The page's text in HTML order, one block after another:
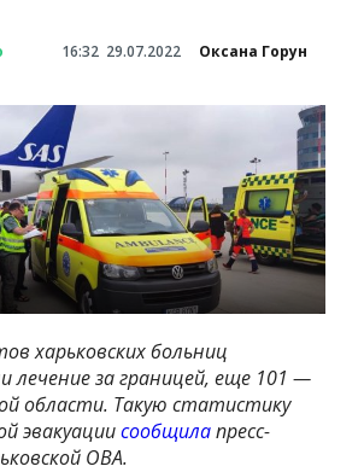
16:32 29.07.2022 Оксана Горун
харьковских больниц
лечение за границей, еще 101 —
области. Такую статистику
эвакуациисообщилапресс-
ОВА.